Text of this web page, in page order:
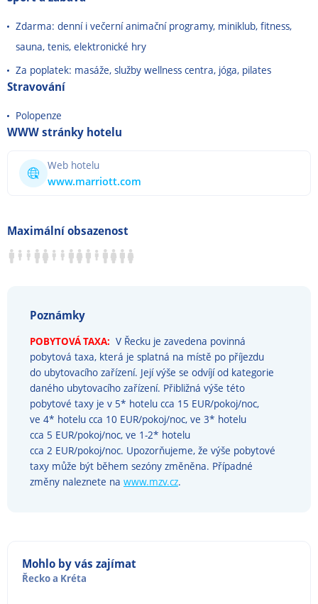
Zdarma: denní i večerní animační programy, miniklub, fitness,
sauna, tenis, elektronické hry
Za poplatek: masáže, služby wellness centra, jóga, pilates
Stravování
Polopenze
WWW stránky hotelu
Web hotelu
www.marriott.com
Maximální obsazenost
Poznámky
POBYTOVÁ TAXA: V Řecku je zavedena povinná
pobytová taxa, která je splatná na místě po příjezdu
do ubytovacího zařízení. Její výše se odvíjí od kategorie
daného ubytovacího zařízení. Přibližná výše této
pobytové taxy je v 5* hotelu cca 15 EUR/pokoj/noc,
ve 4* hotelu cca 10 EUR/pokoj/noc, ve 3* hotelu
cca 5 EUR/pokoj/noc, ve 1-2* hotelu
cca 2 EUR/pokoj/noc. Upozorňujeme, že výše pobytové
taxy může být během sezóny změněna. Případné
změny naleznete na www.mzv.cz.
Mohlo by vás zajímat
Řeckoa Kréta